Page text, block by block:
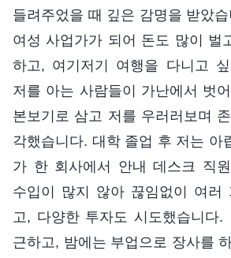
들려주었을 때 깊은 감명을 받았
여성 사업가가 되어 돈도 많이 벌
하고, 여기저기 여행을 다니고
저를 아는 사람들이 가난에서 벗
본보기로 삼고 저를 우러러보며
각했습니다. 대학 졸업 후 저는 아
가 한 회사에서 안내 데스크 직
수입이 많지 않아 끊임없이 여러
고, 다양한 투자도 시도했습니다.
근하고, 밤에는 부업으로 장사를